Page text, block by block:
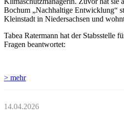
Bochum „Nachhaltige Entwicklung“
Kleinstadt in Niedersachsen und
Tabea Ratermann hat der Stabsstelle
Fragen beantwortet:
> mehr
14.04.2026